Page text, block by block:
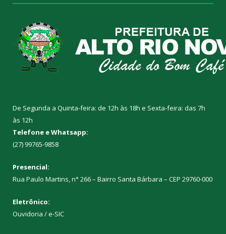
De Segunda a Quinta-feira: de 12h às 18h e Sexta-feira: das 7h
às 12h
Telefone e Whatsapp:
(27) 99765-9858
Presencial:
Rua Paulo Martins, n° 266 – Bairro Santa Bárbara – CEP 29760-000
Eletrônico:
Ouvidoria /e-SIC